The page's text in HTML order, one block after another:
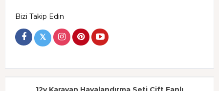
Bizi Takip Edin
𝕏